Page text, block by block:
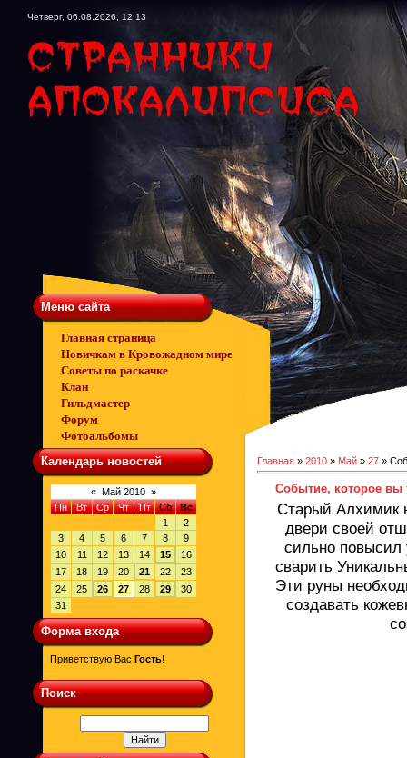
Четверг, 06.08.2026, 12:13
Меню сайта
Главная страница
Новичкам в Кровожадном мире
Советы по раскачке
Клан
Гильдмастер
Форум
Фотоальбомы
Календарь новостей
« Май 2010 »
Пн
Вт Ср Чт Пт Сб
Вс
1
2
3
4 5 6 7 8
9
10
11 12 13 14 15
16
17
18 19 20 21 22
23
24
25 26 27 28 29
30
31
Форма входа
Приветствую Вас Гость!
Поиск
Главная » 2010 » Май » 27 »
Событие, которое вы
Старый Алхимик
двери своей
сильно повысил
сварить
Эти руны
создавать